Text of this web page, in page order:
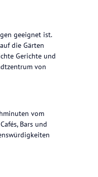
geeignet ist.
die Gärten
Gerichte und
von
vom
Bars und